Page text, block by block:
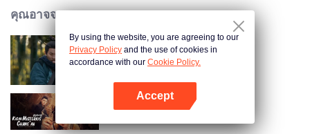
คุณอาจจะชอบ
จอมยุทธ์หยุดโลกา
By using the website, you are agreeing to our
Privacy Policy and the use of cookies in
accordance with our Cookie Policy.
Accept